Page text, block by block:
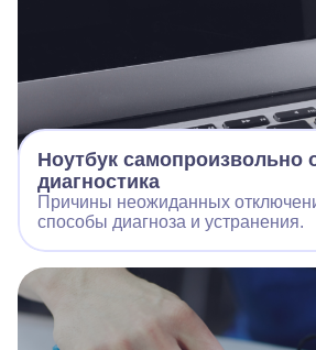
Ноутбук самопроизвольно
диагностика
Причины неожиданных
способы диагноза и устранения.